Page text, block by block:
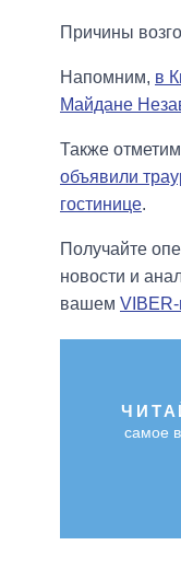
Причины
Напомним, в
Майдане
Также
объявили
гостинице.
Получайте
новости и
вашем
самое